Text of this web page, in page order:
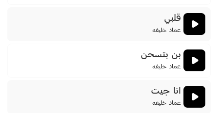
قلبي
عماد خليفه
بن بتسحن
عماد خليفه
انا جيت
عماد خليفه